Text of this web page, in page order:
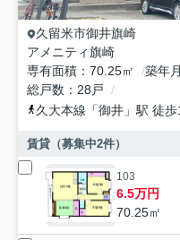
久留米市御井旗崎
アメニティ旗崎
専有面積
70.25㎡ 築年月
総戸数
28戸
久大本線 「御井 」駅 徒
賃貸（募集中2件）
103
6.5万円
70.25㎡